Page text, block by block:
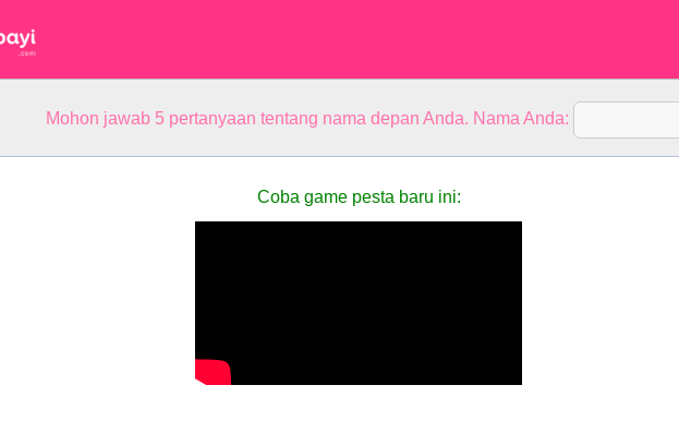
Mohon jawab 5 pertanyaan tentang nama depan Anda. Nama Anda:
Coba game pesta baru ini: